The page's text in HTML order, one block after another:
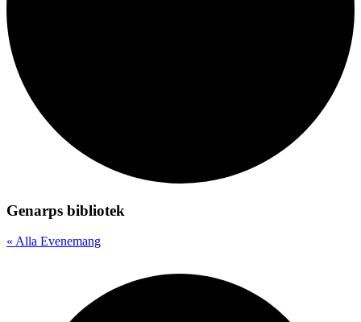
Genarps bibliotek
« Alla Evenemang